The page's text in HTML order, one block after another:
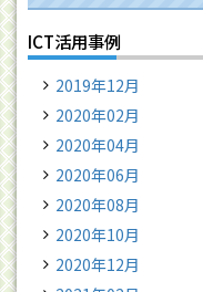
ICT活用事例
2019年12月
2020年02月
2020年04月
2020年06月
2020年08月
2020年10月
2020年12月